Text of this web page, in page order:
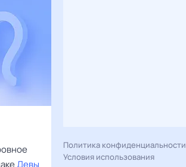
Девы
Политика конфиденциальности
Условия использования